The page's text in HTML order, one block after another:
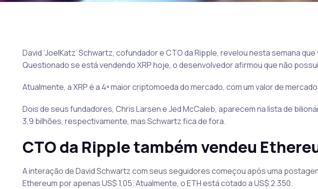
David ‘JoelKatz’ Schwartz, cofundador e CTO da Ripple, revelou nesta semana
Questionado se está vendendo XRP hoje, o desenvolvedor afirmou que não
Atualmente, a XRP é a 4ª maior criptomoeda do mercado, com um valor de
Dois de seus fundadores, Chris Larsen e Jed McCaleb, aparecem na lista de
3,9 bilhões, respectivamente, mas Schwartz fica de fora.
CTO da Ripple também vendeu
A interação de David Schwartz com seus seguidores começou após uma
Ethereum por apenas US$ 1,05. Atualmente, o ETH está cotado a US$ 2.350.